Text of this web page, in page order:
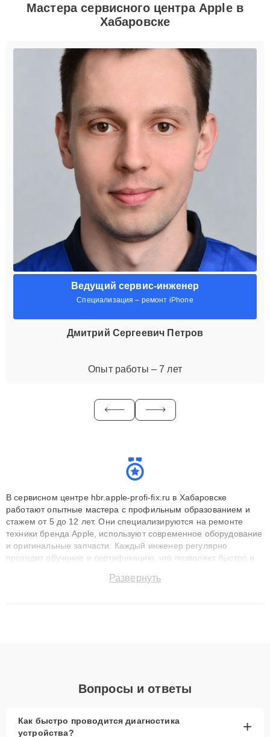
Мастера сервисного центра Apple в
Хабаровске
Ведущий сервис-инженер
Специализация – ремонт iPhone
Дмитрий Сергеевич Петров
Опыт работы – 7 лет
В сервисном центре hbr.apple-profi-fix.ru в Хабаровске
работают опытные мастера с профильным образованием и
стажем от 5 до 12 лет. Они специализируются на ремонте
техники бренда Apple, используют современное оборудование
и оригинальные запчасти. Каждый инженер регулярно
проходит обучение и сертификацию, что позволяет быстро и
сохранением гарантии до 3 лет. Наши мастера решают
Развернуть
Вопросы и ответы
Как быстро проводится диагностика
устройства?
+